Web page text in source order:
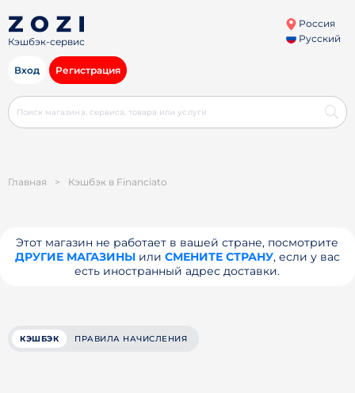
Кэшбэк-сервис
Россия
Русский
Вход Регистрация
Главная > Кэшбэк в Financiato
Этот магазин не работает в вашей стране, посмотрите
ДРУГИЕ МАГАЗИНЫили СМЕНИТЕ СТРАНУ, если у вас
есть иностранный адрес доставки.
КЭШБЭК ПРАВИЛА НАЧИСЛЕНИЯ